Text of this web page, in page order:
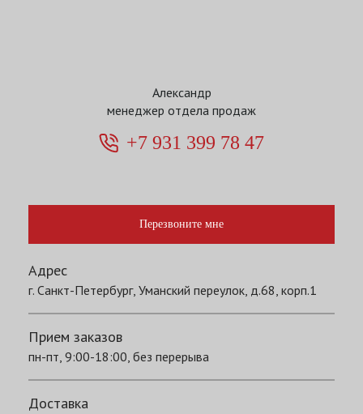
Александр
менеджер отдела продаж
+7 931 399 78 47
Перезвоните мне
Адрес
г. Санкт-Петербург, Уманский переулок, д.68, корп.1
Прием заказов
пн-пт, 9:00-18:00, без перерыва
Доставка